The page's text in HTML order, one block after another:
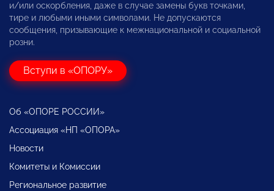
и/или оскорбления, даже в случае замены букв точками,
тире и любыми иными символами. Не допускаются
сообщения, призывающие к межнациональной и социальной
розни.
Вступи в «ОПОРУ»
Об «ОПОРЕ РОССИИ»
Ассоциация «НП «ОПОРА»
Новости
Комитеты и Комиссии
Региональное развитие